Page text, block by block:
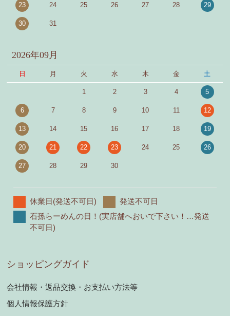
23 24 25 26 27 28 29
30 31
2026年09月
日 月 火 水 木 金 土
1 2 3 4 5
6 7 8 9 10 11 12
13 14 15 16 17 18 19
20 21 22 23 24 25 26
27 28 29 30
休業日(発送不可日)
発送不可日
石孫らーめんの日！(実店舗へおいで下さい！…発送
不可日)
ショッピングガイド
会社情報・返品交換・お支払い方法等
個人情報保護方針